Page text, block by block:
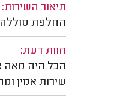
תיאור השירות:
החלפת סוללה
חוות דעת:
הכל היה מאה
שירות אמין